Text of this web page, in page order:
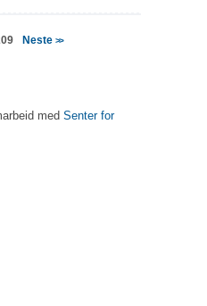
Neste >>
med Senter for